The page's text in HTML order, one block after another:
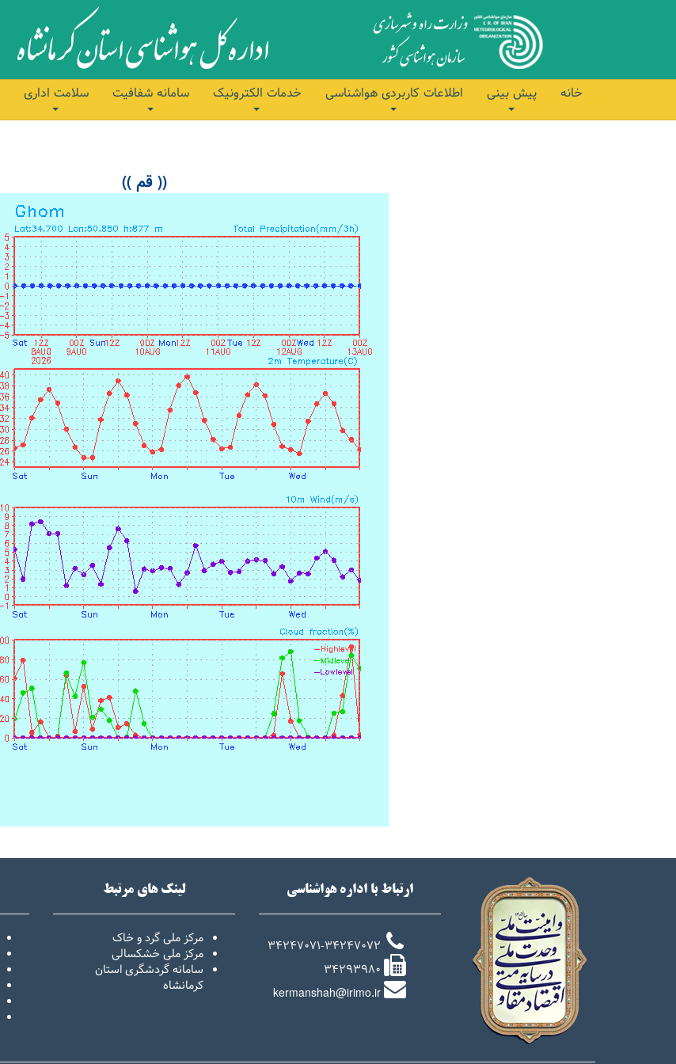
خانه پیش بینی اطلاعات کاربردی هواشناسی خدمات الکترونیک سامانه شفافیت سلامت اداری
(( قم ))
ارتباط با اداره هواشناسی
34247071-34247072
34293980
kermanshah@irimo.ir
لینک های مرتبط
مرکز ملی گرد و خاک
مرکز ملی خشکسالی
سامانه گردشگری استان
کرمانشاه